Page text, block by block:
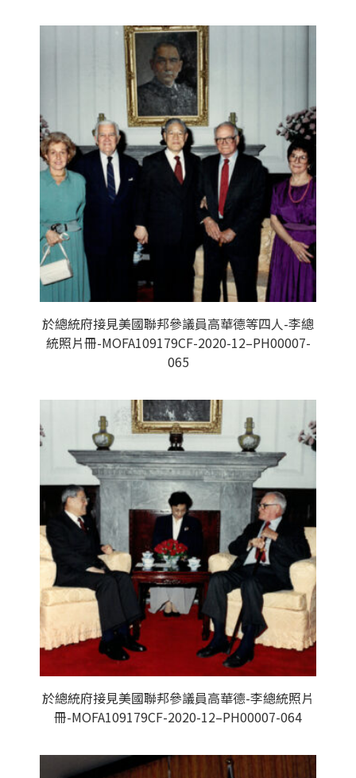
於總統府接見美國聯邦參議員高華德等四人-李總
統照片冊-MOFA109179CF-2020-12–PH00007-
065
於總統府接見美國聯邦參議員高華德-李總統照片
冊-MOFA109179CF-2020-12–PH00007-064